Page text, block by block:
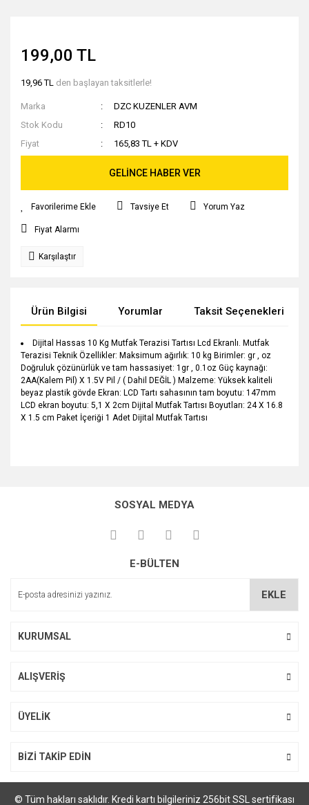
199,00 TL
19,96 TL den başlayan taksitlerle!
Marka
DZC KUZENLER AVM
Stok Kodu
RD10
Fiyat
165,83 TL + KDV
GELİNCE HABER VER
Tavsiye Et Yorum Yaz
Fiyat Alarmı
Karşılaştır
Ürün Bilgisi Yorumlar Taksit Seçenekleri
Dijital Hassas 10 Kg Mutfak Terazisi Tartısı Lcd Ekranlı. Mutfak
Terazisi Teknik Özellikler: Maksimum ağırlık: 10 kg Birimler: gr , oz
Doğruluk çözünürlük ve tam hassasiyet: 1gr , 0.1oz Güç kaynağı:
2AA(Kalem Pil) X 1.5V Pil / ( Dahil DEĞİL ) Malzeme: Yüksek kaliteli
beyaz plastik gövde Ekran: LCD Tartı sahasının tam boyutu: 147mm
LCD ekran boyutu: 5,1 X 2cm Dijital Mutfak Tartısı Boyutları: 24 X 16.8
X 1.5 cm Paket İçeriği 1 Adet Dijital Mutfak Tartısı
kullanarak tarafımıza iletebilirsiniz.
Görüş ve önerileriniz için teşekkür ederiz.
Ürün açıklamasında eksik bilgiler bulunuyor.
SOSYAL MEDYA
E-BÜLTEN
EKLE
KURUMSAL
ALIŞVERİŞ
ÜYELİK
BİZİ TAKİP EDİN
© Tüm hakları saklıdır. Kredi kartı bilgileriniz 256bit SSL sertifikası